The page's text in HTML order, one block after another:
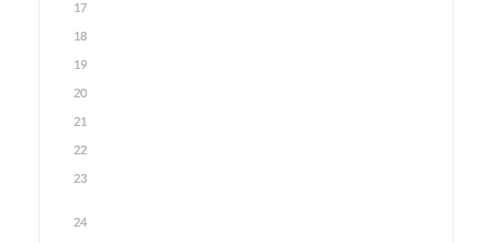
17
18
19
20
21
22
23
24